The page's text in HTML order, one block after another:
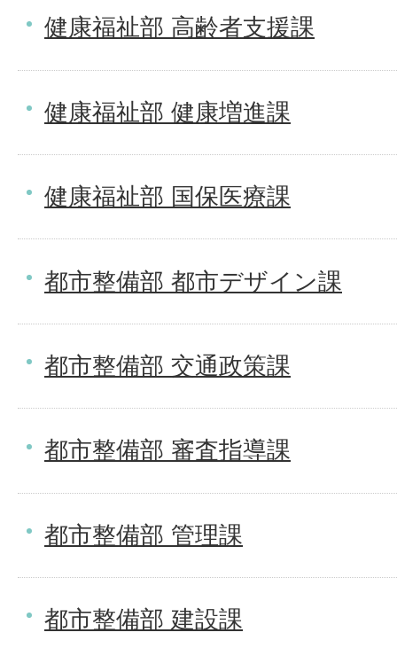
健康福祉部 高齢者支援課
健康福祉部 健康増進課
健康福祉部 国保医療課
都市整備部 都市デザイン課
都市整備部 交通政策課
都市整備部 審査指導課
都市整備部 管理課
都市整備部 建設課